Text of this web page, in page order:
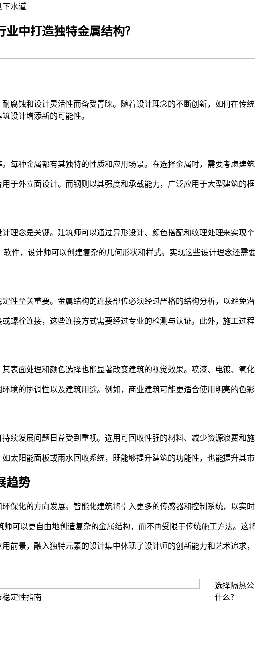
下水道
中打造独特金属结构？
腐蚀和设计灵活性而备受青睐。随着设计理念的不断创新，如何在传
设计增添新的可能性。
每种金属都有其独特的性质和应用场景。在选择金属时，需要考虑建
于外立面设计。而钢则以其强度和承载能力，广泛应用于大型建筑的
理念是关键。建筑师可以通过异形设计、颜色搭配和纹理处理来实现个
件，设计师可以创建复杂的几何形状和样式。实现这些设计理念还需
性至关重要。金属结构的连接部位必须经过严格的结构分析，以避免潜
螺栓连接，这些连接方式需要经过专业的检测与认证。此外，施工过
表面处理和颜色选择也能显著改变建筑的视觉效果。喷漆、电镀、氧
境的协调性以及建筑用途。例如，商业建筑可能更适合使用明亮的色
续发展问题日益受到重视。选用可回收性强的材料、减少资源浪费和
太阳能面板或雨水回收系统，既能够提升建筑的功能性，也能提升其市
趋势
保化的方向发展。智能化建筑将引入更多的传感器和控制系统，以实
师可以更自由地创造复杂的金属结构，而不再受限于传统施工方法。这
前景，融入独特元素的设计集中体现了设计师的创新能力和艺术追求，
定性指南
选择隔热
什么？